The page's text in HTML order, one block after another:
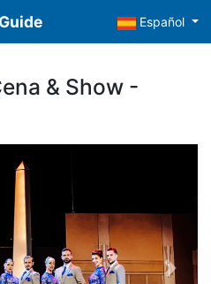
Español
& Show -
Next